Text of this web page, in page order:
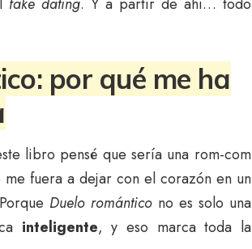
fake dating. Y a partir de ahí… todo
por qué me ha
libro pensé que sería una rom-com
fuera a dejar con el corazón en un
Duelo romántico no es solo una
inteligente, y eso marca toda la